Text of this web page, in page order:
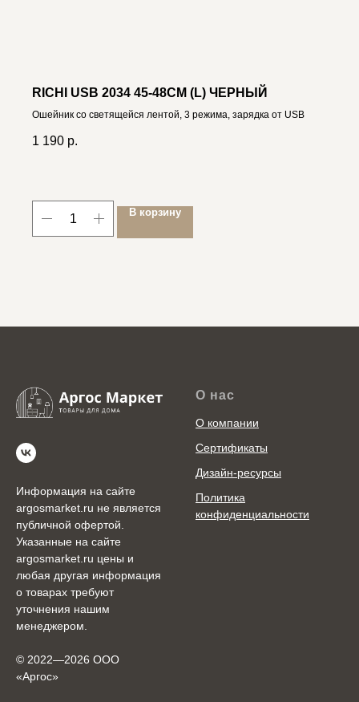
RICHI USB 2034 45-48СМ (L) ЧЕРНЫЙ
Ошейник со светящейся лентой, 3 режима, зарядка от USB
1 190 р.
В корзину
Информация на сайте
argosmarket.ru не является
публичной офертой.
Указанные на сайте
argosmarket.ru цены и
любая другая информация
о товарах требуют
уточнения нашим
менеджером.
© 2022—2026 ООО
«Аргоc»
О нас
О компании
Сертификаты
Дизайн-ресурсы
Политика
конфиденциальности